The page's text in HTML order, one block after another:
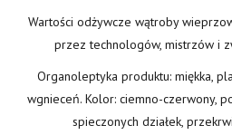
Wartości odżywcze wątroby
przez technologów, mistrzów i
Organoleptyka produktu: miękka,
wgnieceń. Kolor: ciemno-czerwony,
spieczonych działek,